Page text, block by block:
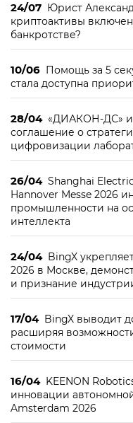
24/07 Юрист
криптоактивы
банкротстве?
10/06 Помощь за 5
стала доступна
28/04 «ДИАКОН-ДС» и
соглашение о
цифровизации
26/04 Shanghai
Hannover Messe 2026
промышленности на
интеллекта
24/04 BingX
2026 в Москве,
и признание
17/04 BingX выводит
расширяя
стоимости
16/04 KEENON
инновации
Amsterdam 2026